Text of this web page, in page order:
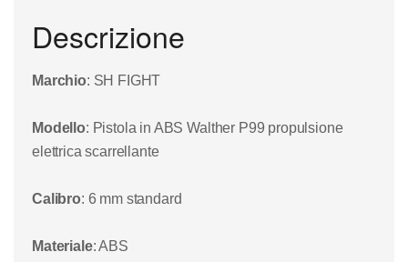
Descrizione
Marchio: SH FIGHT
Modello: Pistola in ABS Walther P99 propulsione
elettrica scarrellante
Calibro: 6 mm standard
Materiale: ABS